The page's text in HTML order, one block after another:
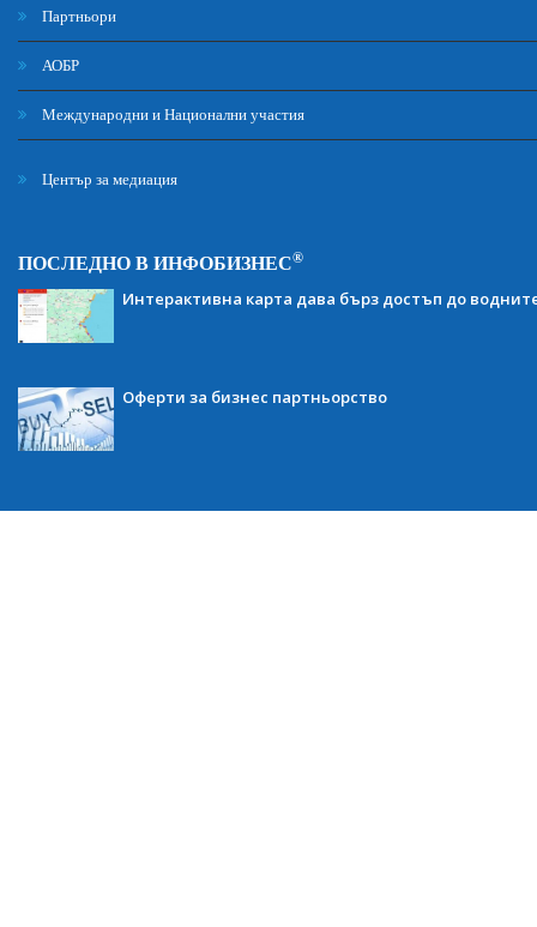
Партньори
АОБР
Международни и Национални участия
Център за медиация
ПОСЛЕДНО В ИНФОБИЗНЕС®
Интерактивна карта дава бърз достъп до
Оферти за бизнес партньорство